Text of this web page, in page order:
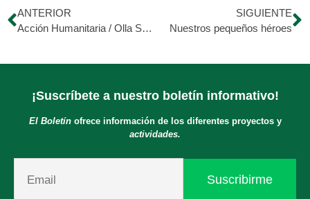
ANTERIOR
Acción Humanitaria / Olla Solidaria
SIGUIENTE
Nuestros pequeños héroes
¡Suscríbete a nuestro boletín informativo!
El Boletínofrece información de los diferentes proyectos y
actividades.